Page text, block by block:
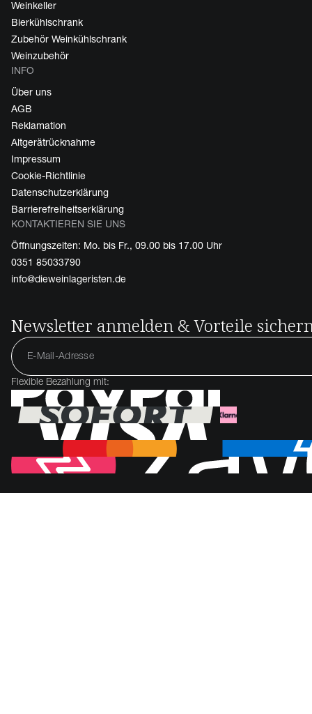
Weinkeller
Bierkühlschrank
Zubehör Weinkühlschrank
Weinzubehör
INFO
Über uns
AGB
Reklamation
Altgerätrücknahme
Impressum
Cookie-Richtlinie
Datenschutzerklärung
Barrierefreiheitserklärung
KONTAKTIEREN SIE UNS
Öffnungszeiten: Mo. bis Fr., 09.00 bis 17.00 Uhr
0351 85033790
info@dieweinlageristen.de
Newsletter anmelden & Vorteile
Flexible Bezahlung mit: